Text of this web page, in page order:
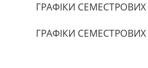
ГРАФІКИ
ГРАФІКИ